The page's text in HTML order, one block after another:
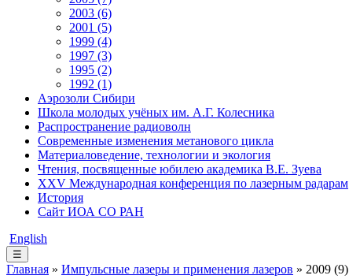
2003 (6)
2001 (5)
1999 (4)
1997 (3)
1995 (2)
1992 (1)
Аэрозоли Сибири
Школа молодых учёных им. А.Г. Колесника
Распространение радиоволн
Современные изменения метанового цикла
Материаловедение, технологии и экология
Чтения, посвященные юбилею академика В.Е. Зуева
XXV Международная конференция по лазерным радарам
История
Сайт ИОА СО РАН
English
☰
Главная » Импульсные лазеры и применения лазеров » 2009 (9)